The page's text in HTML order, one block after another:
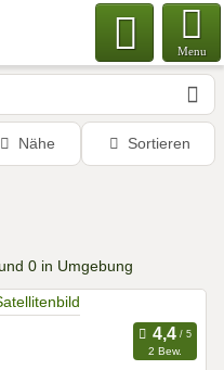
Menu
Nähe Sortieren
und 0 in Umgebung
2 Bew.